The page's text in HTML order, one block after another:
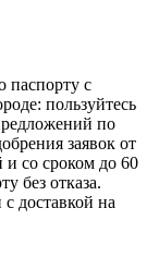
паспорту с
пользуйтесь
по
заявок от
и со сроком до 60
без отказа.
доставкой на